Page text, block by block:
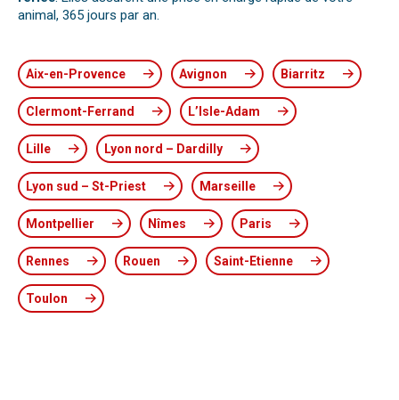
animal, 365 jours par an.
Aix-en-Provence Avignon Biarritz
Clermont-Ferrand L’Isle-Adam
Lille Lyon nord – Dardilly
Lyon sud – St-Priest Marseille
Montpellier Nîmes Paris
Rennes Rouen Saint-Etienne
Toulon